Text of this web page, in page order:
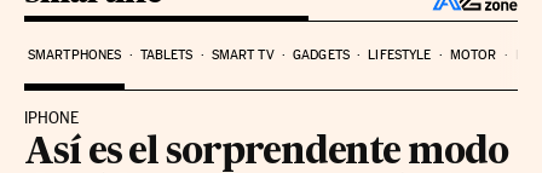
SMARTPHONES TABLETS SMART TV GADGETS LIFESTYLE MOTOR
IPHONE
Así es el sorprendente modo